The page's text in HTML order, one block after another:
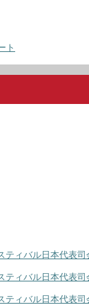
ト
ティバル日本代表司
ティバル日本代表司
ティバル日本代表司